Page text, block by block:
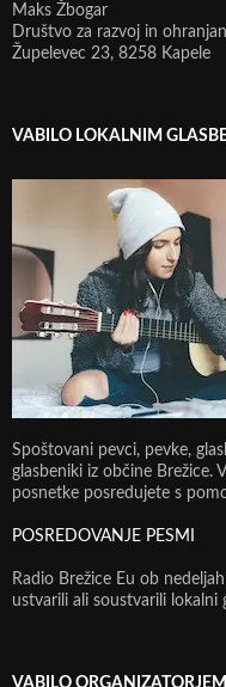
Maks Žbogar
Društvo za razvoj in
Župelevec 23, 8258 Kapele
VABILO LOKALNIM
Spoštovani pevci, pevke,
glasbeniki iz občine Brežice.
posnetke posredujete s
POSREDOVANJE PESMI
Radio Brežice Eu ob
ustvarili ali soustvarili lokalni
VABILO